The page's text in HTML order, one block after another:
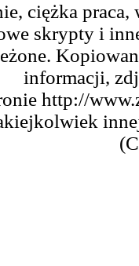
ciężka
skrypty i
informacji,
http://